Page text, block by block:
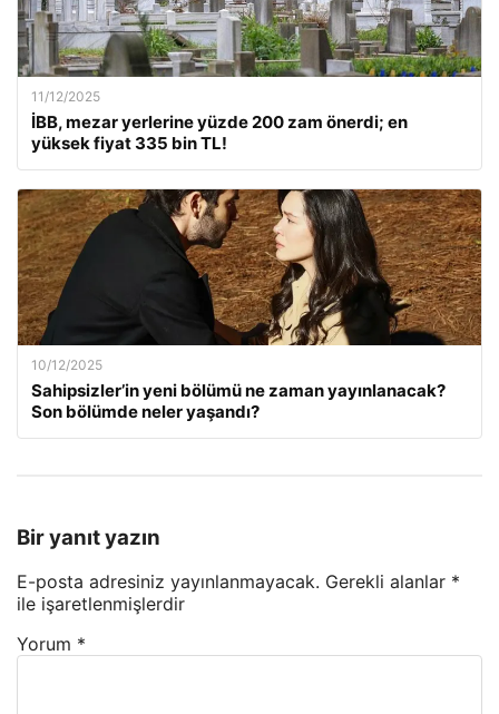
11/12/2025
İBB, mezar yerlerine yüzde 200 zam önerdi; en
yüksek fiyat 335 bin TL!
10/12/2025
Sahipsizler’in yeni bölümü ne zaman yayınlanacak?
Son bölümde neler yaşandı?
Bir yanıt yazın
E-posta adresiniz yayınlanmayacak. Gerekli alanlar *
ile işaretlenmişlerdir
Yorum *